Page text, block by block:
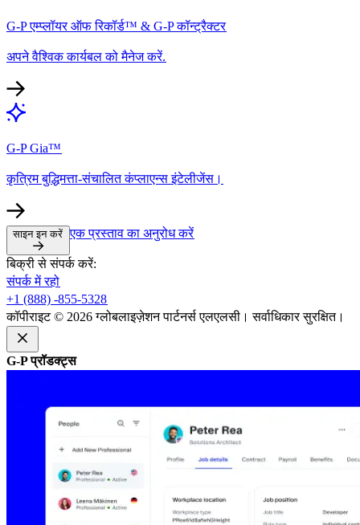
G-P एम्प्लॉयर ऑफ रिकॉर्ड™ & G-P कॉन्ट्रैक्टर​​
अपने वैश्विक कार्यबल को मैनेज करें.​​
G-P Gia™​​
कृत्रिम बुद्धिमत्ता-संचालित कंप्लाएन्स इंटेलीजेंस।​​
साइन इन करें​​ एक प्रस्ताव का अनुरोध करें​​
बिक्री से संपर्क करें:​​
संपर्क में रहो​​
+1 (888) -855-5328​​
कॉपीराइट © 2026 ग्लोबलाइज़ेशन पार्टनर्स एलएलसी। सर्वाधिकार सुरक्षित।​​
G-P प्रॉडक्ट्स​​